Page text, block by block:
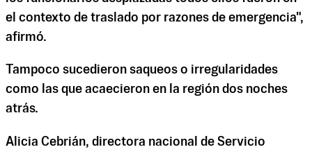
el contexto de traslado por razones de emergencia",
afirmó.
Tampoco sucedieron saqueos o irregularidades
como las que acaecieron en la región dos noches
atrás.
Alicia Cebrián, directora nacional de Servicio